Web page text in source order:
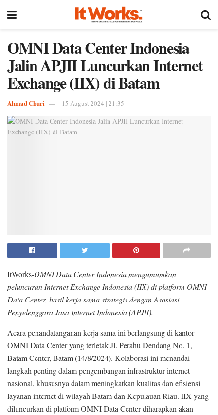
OMNI Data Center Indonesia
Jalin APJII Luncurkan Internet
Exchange (IIX) di Batam
Ahmad Churi 15 August 2024 | 21:35
ItWorks-OMNI Data Center Indonesia mengumumkan
peluncuran Internet Exchange Indonesia (IIX) di platform OMNI
Data Center, hasil kerja sama strategis dengan Asosiasi
Penyelenggara Jasa Internet Indonesia (APJII).
Acara penandatanganan kerja sama ini berlangsung di kantor
OMNI Data Center yang terletak Jl. Perahu Dendang No. 1,
Batam Center, Batam (14/8/2024). Kolaborasi ini menandai
langkah penting dalam pengembangan infrastruktur internet
nasional, khususnya dalam meningkatkan kualitas dan efisiensi
layanan internet di wilayah Batam dan Kepulauan Riau. IIX yang
diluncurkan di platform OMNI Data Center diharapkan akan